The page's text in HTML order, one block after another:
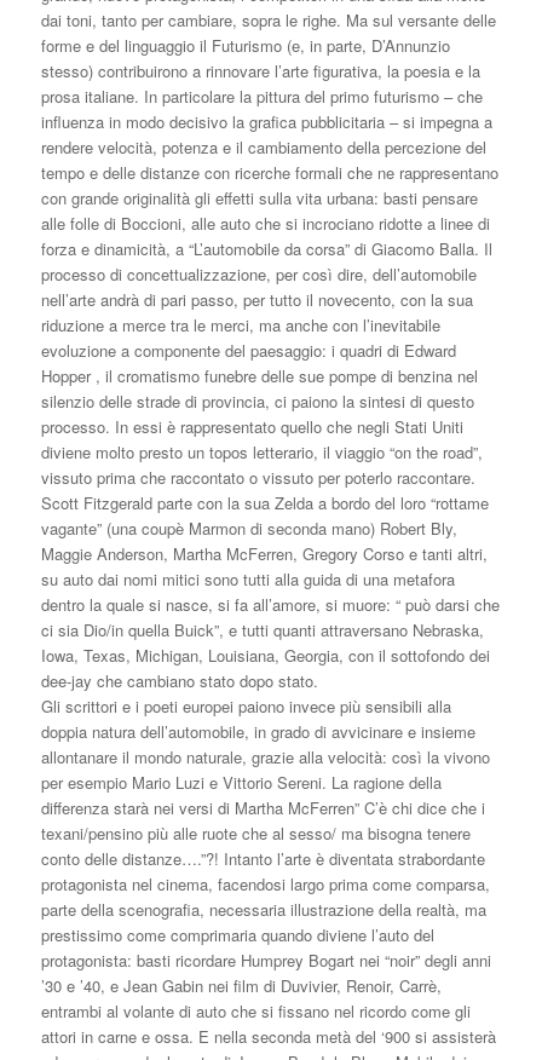
dai toni, tanto per cambiare, sopra le righe. Ma sul versante delle
forme e del linguaggio il Futurismo (e, in parte, D’Annunzio
stesso) contribuirono a rinnovare l’arte figurativa, la poesia e la
prosa italiane. In particolare la pittura del primo futurismo – che
influenza in modo decisivo la grafica pubblicitaria – si impegna a
rendere velocità, potenza e il cambiamento della percezione del
tempo e delle distanze con ricerche formali che ne rappresentano
con grande originalità gli effetti sulla vita urbana: basti pensare
alle folle di Boccioni, alle auto che si incrociano ridotte a linee di
forza e dinamicità, a “L’automobile da corsa” di Giacomo Balla. Il
processo di concettualizzazione, per così dire, dell’automobile
nell’arte andrà di pari passo, per tutto il novecento, con la sua
riduzione a merce tra le merci, ma anche con l’inevitabile
evoluzione a componente del paesaggio: i quadri di Edward
Hopper , il cromatismo funebre delle sue pompe di benzina nel
silenzio delle strade di provincia, ci paiono la sintesi di questo
processo. In essi è rappresentato quello che negli Stati Uniti
diviene molto presto un topos letterario, il viaggio “on the road”,
vissuto prima che raccontato o vissuto per poterlo raccontare.
Scott Fitzgerald parte con la sua Zelda a bordo del loro “rottame
vagante” (una coupè Marmon di seconda mano) Robert Bly,
Maggie Anderson, Martha McFerren, Gregory Corso e tanti altri,
su auto dai nomi mitici sono tutti alla guida di una metafora
dentro la quale si nasce, si fa all’amore, si muore: “ può darsi che
ci sia Dio/in quella Buick”, e tutti quanti attraversano Nebraska,
Iowa, Texas, Michigan, Louisiana, Georgia, con il sottofondo dei
dee-jay che cambiano stato dopo stato.
Gli scrittori e i poeti europei paiono invece più sensibili alla
doppia natura dell’automobile, in grado di avvicinare e insieme
allontanare il mondo naturale, grazie alla velocità: così la vivono
per esempio Mario Luzi e Vittorio Sereni. La ragione della
differenza starà nei versi di Martha McFerren” C’è chi dice che i
texani/pensino più alle ruote che al sesso/ ma bisogna tenere
conto delle distanze….”?! Intanto l’arte è diventata strabordante
protagonista nel cinema, facendosi largo prima come comparsa,
parte della scenografia, necessaria illustrazione della realtà, ma
prestissimo come comprimaria quando diviene l’auto del
protagonista: basti ricordare Humprey Bogart nei “noir” degli anni
’30 e ’40, e Jean Gabin nei film di Duvivier, Renoir, Carrè,
entrambi al volante di auto che si fissano nel ricordo come gli
attori in carne e ossa. E nella seconda metà del ‘900 si assisterà